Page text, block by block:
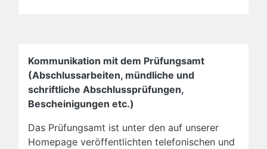
Kommunikation mit dem Prüfungsamt
(Abschlussarbeiten, mündliche und
schriftliche Abschlussprüfungen,
Bescheinigungen etc.)
Das Prüfungsamt ist unter den auf unserer
Homepage veröffentlichten telefonischen und